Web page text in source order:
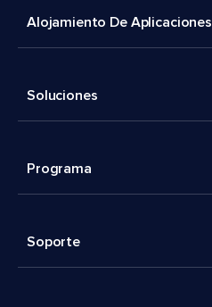
Alojamiento De Aplicaciones
Soluciones
Programa
Soporte